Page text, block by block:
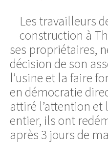
Les travailleurs
construction à
ses propriétaires,
décision de son
l’usine et la faire
en démocratie
attiré l’attention et
entier, ils ont
après 3 jours de